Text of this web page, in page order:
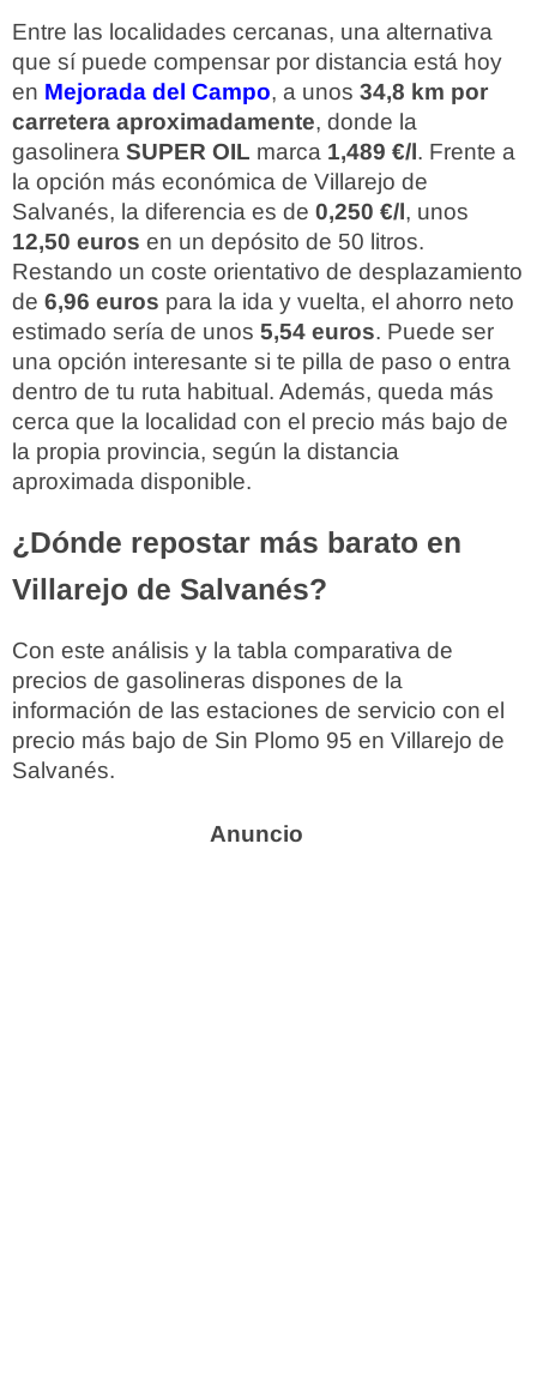
Entre las localidades cercanas, una alternativa
que sí puede compensar por distancia está hoy
en Mejorada del Campo, a unos 34,8 km por
carretera aproximadamente, donde la
gasolinera SUPER OIL marca 1,489 €/l. Frente a
la opción más económica de Villarejo de
Salvanés, la diferencia es de 0,250 €/l, unos
12,50 euros en un depósito de 50 litros.
Restando un coste orientativo de desplazamiento
de 6,96 euros para la ida y vuelta, el ahorro neto
estimado sería de unos 5,54 euros. Puede ser
una opción interesante si te pilla de paso o entra
dentro de tu ruta habitual. Además, queda más
cerca que la localidad con el precio más bajo de
la propia provincia, según la distancia
aproximada disponible.
¿Dónde repostar más barato en
Villarejo de Salvanés?
Con este análisis y la tabla comparativa de
precios de gasolineras dispones de la
información de las estaciones de servicio con el
precio más bajo de Sin Plomo 95 en Villarejo de
Salvanés.